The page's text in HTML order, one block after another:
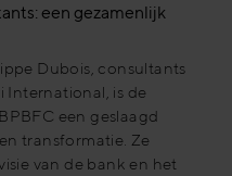
een gezamenlijk
Dubois, consultants
International, is de
een geslaagd
transformatie. Ze
van de bank en het